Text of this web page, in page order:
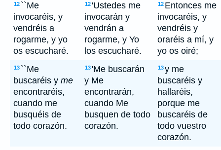
12 ``Me
invocaréis, y
vendréis a
rogarme, y yo
os escucharé.
12 'Ustedes me
invocarán y
vendrán a
rogarme, y Yo
los escucharé.
12 Entonces me
invocaréis, y
vendréis y
oraréis a mí, y
yo os oiré;
13 ``Me
buscaréis y me
encontraréis,
cuando me
busquéis de
todo corazón.
13 'Me buscarán
y Me
encontrarán,
cuando Me
busquen de todo
corazón.
13y me
buscaréis y
hallaréis,
porque me
buscaréis de
todo vuestro
corazón.